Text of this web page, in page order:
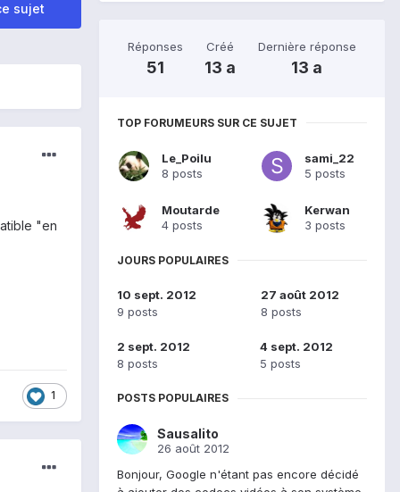
sujet
"en
1
Réponses
51
Créé
13 a
Dernière réponse
13 a
TOP FORUMEURS SUR CE SUJET
Le_Poilu
8 posts
sami_22
5 posts
Moutarde
4 posts
Kerwan
3 posts
JOURS POPULAIRES
10 sept. 2012
9 posts
27 août 2012
8 posts
2 sept. 2012
8 posts
4 sept. 2012
5 posts
POSTS POPULAIRES
Sausalito
26 août 2012
Bonjour, Google n'étant pas encore décidé